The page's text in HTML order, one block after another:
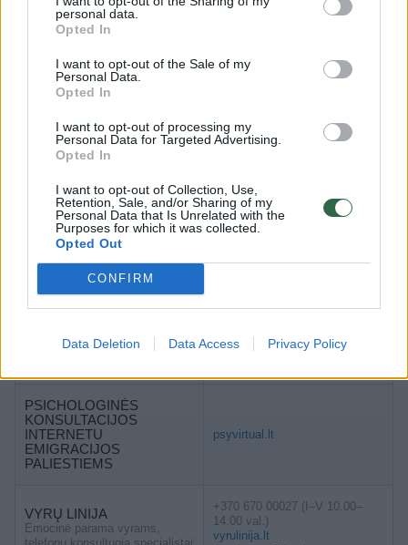
personal data.
Opted In
I want to opt-out of the Sale of my
Personal Data.
Opted In
I want to opt-out of processing my
Personal Data for Targeted Advertising.
Opted In
I want to opt-out of Collection, Use,
Retention, Sale, and/or Sharing of my
Personal Data that Is Unrelated with the
Purposes for which it was collected.
Opted Out
CONFIRM
Data Deletion Data Access Privacy Policy
teikia skubią psichologinę
pagalbą sudėtingas gyvenimo
žmonėms
sekmadieniais nedirba)
TĖVŲ LINIJA
pagalbą teikia psichologai
13.00 val. ir 17.00–21.00 val.)
Emocinė parama senjorams,
pagalbą teikia profesionalūs
konsultantai, reguliariai
bendrauja savanoriai ir kiti
senjorai
Prireikus pagalbos, jaučiant
poreikį būti išklausytam, ar
nedvejodami skambinkite
VI–VII 11–19 val.)
PSICHOLOGINĖS
KONSULTACIJOS
INTERNETU
EMIGRACIJOS
PALIESTIEMS
psyvirtual.lt
VYRŲ LINIJA
Emocinė parama vyrams,
+370 670 00027 (I–V 10.00–
14.00 val.)
vyrulinija.lt